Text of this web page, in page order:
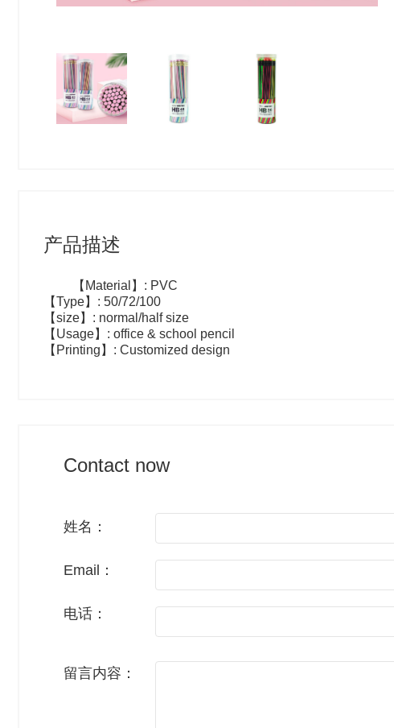
产品描述
【Material】: PVC
【Type】: 50/72/100
【size】: normal/half size
【Usage】: office & school pencil
【Printing】: Customized design
Contact now
姓名：
Email：
电话：
留言内容：